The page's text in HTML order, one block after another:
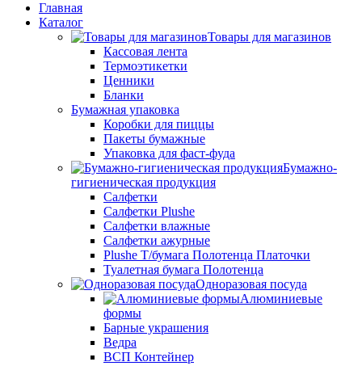
Главная
Каталог
Товары для магазинов
Кассовая лента
Термоэтикетки
Ценники
Бланки
Бумажная упаковка
Коробки для пиццы
Пакеты бумажные
Упаковка для фаст-фуда
Бумажно-
гигиеническая продукция
Салфетки
Салфетки Plushe
Салфетки влажные
Салфетки ажурные
Plushe Т/бумага Полотенца Платочки
Туалетная бумага Полотенца
Одноразовая посуда
Алюминиевые
формы
Барные украшения
Ведра
ВСП Контейнер